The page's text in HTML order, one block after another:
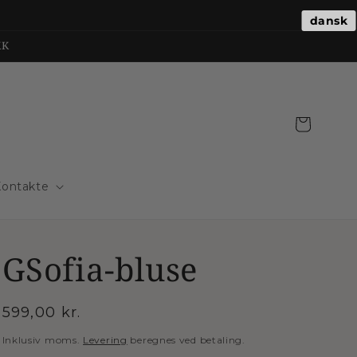
Indkøbskurv
GSofia-bluse
Normalpris
599,00 kr.
Inklusiv moms. Levering beregnes ved betaling.
dansk